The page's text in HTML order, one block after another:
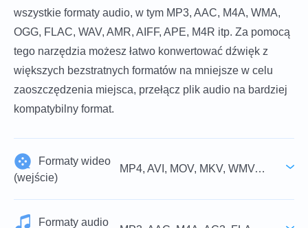
wszystkie formaty audio, w tym MP3, AAC, M4A, WMA,
OGG, FLAC, WAV, AMR, AIFF, APE, M4R itp. Za pomocą
tego narzędzia możesz łatwo konwertować dźwięk z
większych bezstratnych formatów na mniejsze w celu
zaoszczędzenia miejsca, przełącz plik audio na bardziej
kompatybilny format.
Formaty wideo
(wejście)
MP4, AVI, MOV, MKV, WMV, M4V, FLV, WebM, VOB, 3GP, MPG, MPEG, TS, MTS, M2TS, TRP, TOD, MOD, RMVB, RM, DAT
Formaty audio